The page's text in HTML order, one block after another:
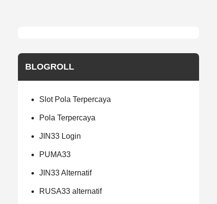
BLOGROLL
Slot Pola Terpercaya
Pola Terpercaya
JIN33 Login
PUMA33
JIN33 Alternatif
RUSA33 alternatif